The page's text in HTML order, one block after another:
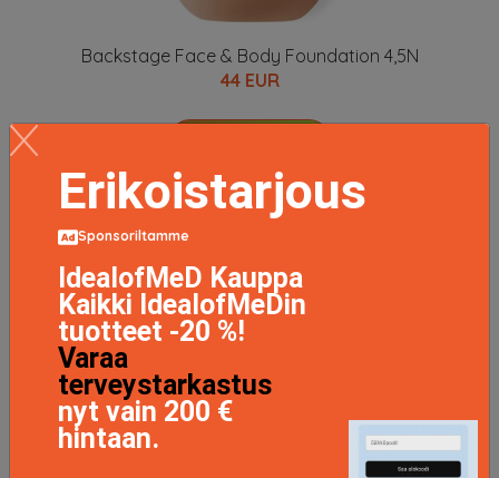
Backstage Face & Body Foundation 4,5N
44 EUR
Erikoistarjous
Sponsoriltamme
IdealofMeD Kauppa
Kaikki IdealofMeDin
tuotteet -20 %!
Varaa
terveystarkastus
nyt vain 200 €
hintaan.